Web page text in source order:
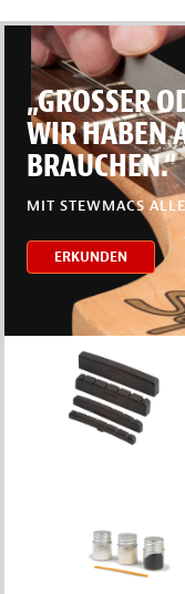
„GROSSER
WIR HABEN
BRAUCHEN.“
MIT STEWMACS
ERKUNDEN